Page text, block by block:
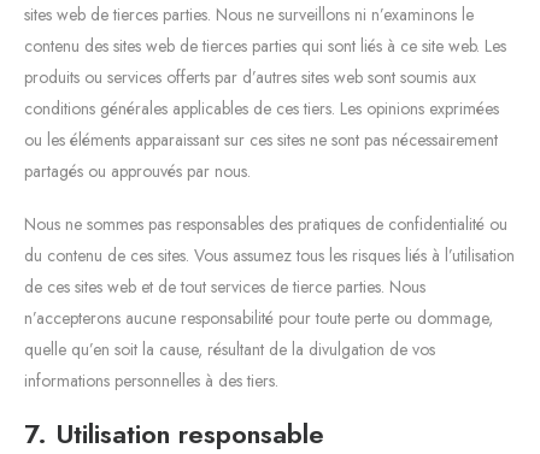
sites web de tierces parties. Nous ne surveillons ni n’examinons le
contenu des sites web de tierces parties qui sont liés à ce site web. Les
produits ou services offerts par d’autres sites web sont soumis aux
conditions générales applicables de ces tiers. Les opinions exprimées
ou les éléments apparaissant sur ces sites ne sont pas nécessairement
partagés ou approuvés par nous.
Nous ne sommes pas responsables des pratiques de confidentialité ou
du contenu de ces sites. Vous assumez tous les risques liés à l’utilisation
de ces sites web et de tout services de tierce parties. Nous
n’accepterons aucune responsabilité pour toute perte ou dommage,
quelle qu’en soit la cause, résultant de la divulgation de vos
informations personnelles à des tiers.
7. Utilisation responsable